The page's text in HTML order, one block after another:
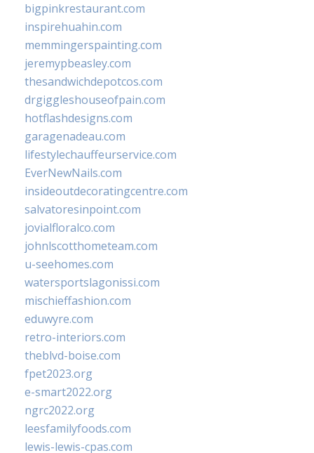
bigpinkrestaurant.com
inspirehuahin.com
memmingerspainting.com
jeremypbeasley.com
thesandwichdepotcos.com
drgiggleshouseofpain.com
hotflashdesigns.com
garagenadeau.com
lifestylechauffeurservice.com
EverNewNails.com
insideoutdecoratingcentre.com
salvatoresinpoint.com
jovialfloralco.com
johnlscotthometeam.com
u-seehomes.com
watersportslagonissi.com
mischieffashion.com
eduwyre.com
retro-interiors.com
theblvd-boise.com
fpet2023.org
e-smart2022.org
ngrc2022.org
leesfamilyfoods.com
lewis-lewis-cpas.com